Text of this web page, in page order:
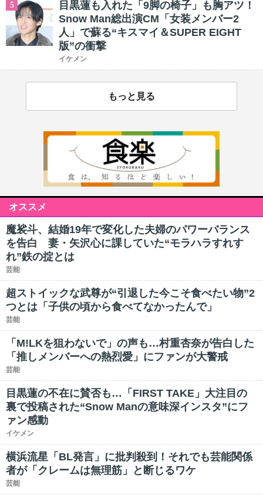
5
目黒蓮も入れた「9脚の椅子」も胸アツ！
Snow Man総出演CM「女装メンバー2
人」で蘇る“キスマイ＆SUPER EIGHT
版”の衝撃
イケメン
もっと見る
オススメ
魔裟斗、結婚19年で変化した夫婦のパワーバランス
を告白 妻・矢沢心に課していた“モラハラすれす
れ”鉄の掟とは
芸能
超ストイックな武尊が“引退した今こそ食べたい物”2
つとは「子供の頃から食べてなかったんで」
芸能
「M!LKを狙わないで」の声も…村重杏奈が告白した
「推しメンバーへの熱烈愛」にファンが大警戒
芸能
目黒蓮の不在に賛否も…「FIRST TAKE」大注目の
裏で投稿された“Snow Manの意味深インスタ”にフ
ァン感動
イケメン
横浜流星「BL発言」に批判殺到！それでも芸能関係
者が「クレームは無理筋」と断じるワケ
芸能